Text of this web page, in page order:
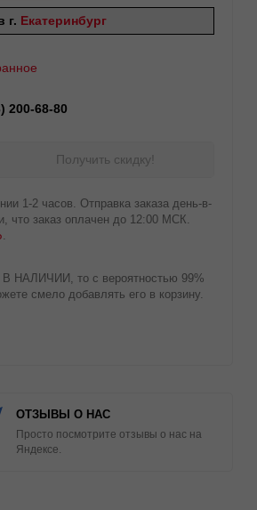
г. Екатеринбург
200-68-80
Получить скидку!
1-2 часов. Отправка заказа день-в-
что заказ оплачен до 12:00 МСК.
.
В НАЛИЧИИ, то с вероятностью 99%
смело добавлять его в корзину.
ОТЗЫВЫ О НАС
Просто посмотрите отзывы о нас на
Яндексе.